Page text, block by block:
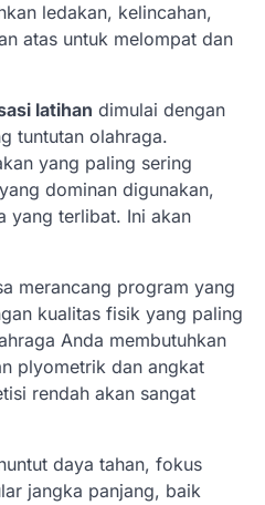
ledakan, kelincahan,
atas untuk melompat dan
latihan dimulai dengan
tuntutan olahraga.
yang paling sering
dominan digunakan,
yang terlibat. Ini akan
merancang program yang
kualitas fisik yang paling
Anda membutuhkan
plyometrik dan angkat
rendah akan sangat
daya tahan, fokus
jangka panjang, baik